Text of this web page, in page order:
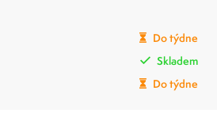
Do týdne
Skladem
Do týdne